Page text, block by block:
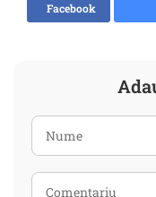
Facebook